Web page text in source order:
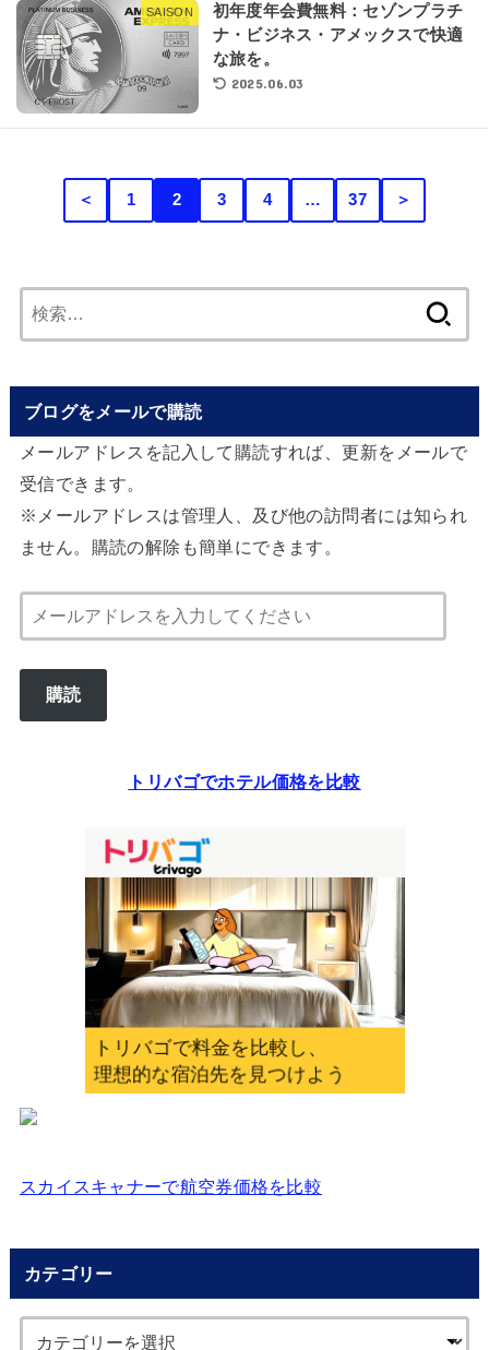
SAISON
初年度年会費無料：セゾンプラチ
ナ・ビジネス・アメックスで快適
な旅を。
2025.06.03
＜ 1 2 3 4 … 37 ＞
索:
ブログをメールで購読
メールアドレスを記入して購読すれば、更新をメールで
受信できます。
※メールアドレスは管理人、及び他の訪問者には知られ
ません。購読の解除も簡単にできます。
ー
ル
購読
トリバゴでホテル価格を比較
スカイスキャナーで航空券価格を比較
カテゴリー